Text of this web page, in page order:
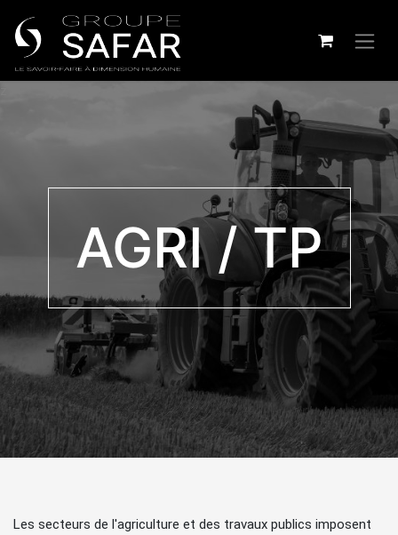
AGRI / TP
Les secteurs de l'agriculture et des travaux publics imposent